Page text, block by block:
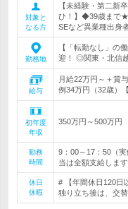
対象と
なる方
【未経験・第二新
ひ！】◆39歳まで★
SEなど異業種出身
勤務地
【「転勤なし」の
迎！ ◎関東・北信
給与
月給22万円～＋賞
例34万円（32歳）
初年度
年収
350万円～500万円
勤務
時間
9：00～17：50（
当は全額支給しま
休日
休暇
# 【年間休日120日
独り立ち後は、交